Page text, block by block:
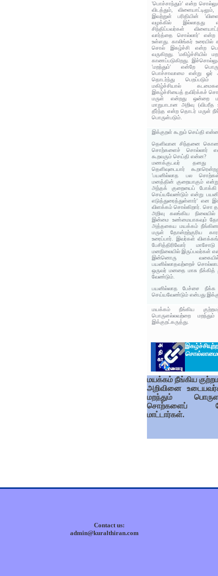
'பொச்சாந்தும்' என்ற
விடத்தும்,
இவற்றுள் பரிதியின்
வழக்கில் இல்லாதது
சிந்திப்பவர்கள்
வார்த்தை சொல்லார்' என்ற
உள்ளது. காலிங்கர்
சொல் இகழ்ச்சி என்ற
வருகிறது.
காணப்படுகிறது.
'மறந்தும்' என்றே
பொச்சாவாமை என்று ஓர்
தொடர்ந்து பெறப்படும்
மகிழ்ச்சியால்
இகழ்ச்சியைத் தவிர்க்கச்
மருள் என்றது ஒன்றை
மாறுபாடான அறிவு
தீர்ந்த என்ற தொடர் மருள்
பொருள்படும்.
இக்குறள் கூறும் செய்தி
தெளிவான சிந்தனை
சொற்களைச் சொல்லார்
கூறவரும் செய்தி என்ன?
மணக்குடவர் தனது
தெளிவுடையார்
'பயனில்லாத பல
மனத்தின் குறையாகும்
அந்தக் குறையைப்
செய்யவேண்டும் என்று
எடுத்துரைத்துள்ளார்' என
விளக்கம் சொல்கிறார். சொ
அறிவு கலங்கிய
இன்மை உண்மையாகவும்
அத்தகைய மயக்கம்
மருள் தோன்றற்குரிய
உரைப்பார். இவர்கள்
பேசித்திரிவோர்
மனநிலையில் இருப்பவர்கள்
இன்னொரு
பயனில்லாதவற்றைச்
ஒருவர் மனதை மாசு
வேண்டும்.
பயனில்லாத பேச்சை
செய்யவேண்டும் என்பது
மயக்கம் நீங்கிய
பொருளல்லவற்றை
இக்குறட்கருத்து.
சொல்லாமை
மயக்கம் நீங்கிய
அறிவினை
மறந்தும்
சொற்களைப்
மாட்டார்கள்.
Contact us:
admin@kuralthiran.com